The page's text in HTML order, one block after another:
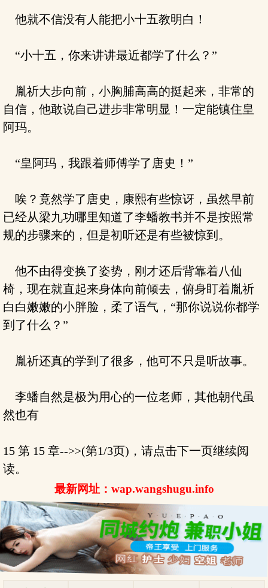
他就不信没有人能把小十五教明白！
“小十五，你来讲讲最近都学了什么？”
胤祈大步向前，小胸脯高高的挺起来，非常的
自信，他敢说自己进步非常明显！一定能镇住皇
阿玛。
“皇阿玛，我跟着师傅学了唐史！”
唉？竟然学了唐史，康熙有些惊讶，虽然早前
已经从梁九功哪里知道了李蟠教书并不是按照常
规的步骤来的，但是初听还是有些被惊到。
他不由得变换了姿势，刚才还后背靠着八仙
椅，现在就直起来身体向前倾去，俯身盯着胤祈
白白嫩嫩的小胖脸，柔了语气，“那你说说你都学
到了什么？”
胤祈还真的学到了很多，他可不只是听故事。
李蟠自然是极为用心的一位老师，其他朝代虽
然也有
15 第 15 章-->>(第1/3页)，请点击下一页继续阅
读。
最新网址：wap.wangshugu.info